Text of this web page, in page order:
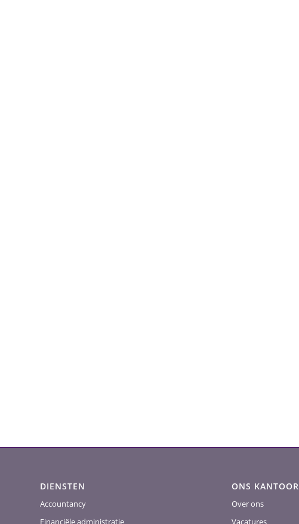
DIENSTEN
Accountancy
Financiële administratie
ONS KANTOOR
Over ons
Vacatures